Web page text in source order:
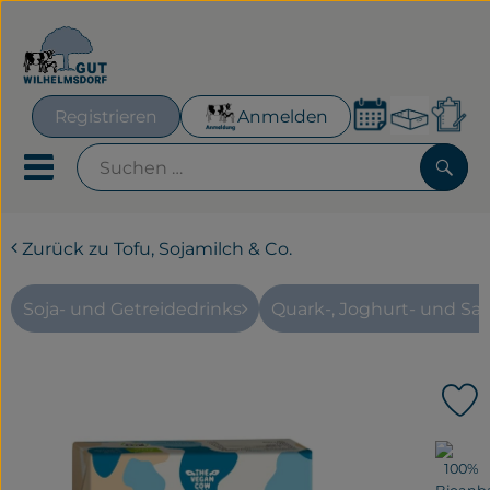
Registrieren Anmelden
Mobiles Menu öffnen
Geplante Kisten
Frisches für´s Büro
Obst & Gemüse
Zurück zu Tofu, Sojamilch & Co.
Soja- und Getreidedrinks Quark-, Joghurt- und
, Verband: